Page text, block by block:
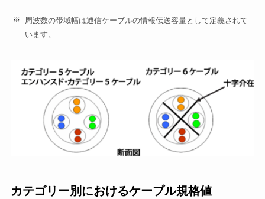
周波数の帯域幅は通信ケーブルの情報伝送容量として定義されて
います。
カテゴリー別におけるケーブル規格値